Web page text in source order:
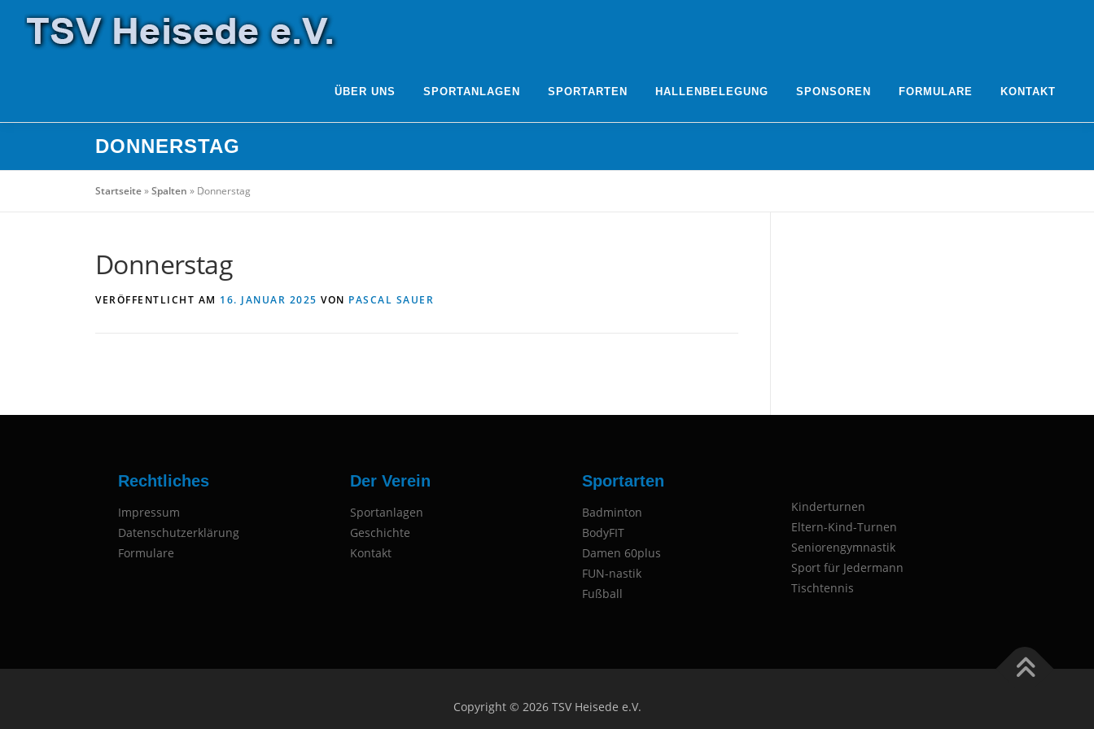
Inhalt
springen
ÜBER UNS SPORTANLAGEN SPORTARTEN HALLENBELEGUNG SPONSOREN FORMULARE KONTAKT
DONNERSTAG
Startseite»Spalten » Donnerstag
Donnerstag
VERÖFFENTLICHT AM 16. JANUAR 2025 VON PASCAL SAUER
Rechtliches
Impressum
Datenschutzerklärung
Formulare
Der Verein
Sportanlagen
Geschichte
Kontakt
Sportarten
Badminton
BodyFIT
Damen 60plus
FUN-nastik
Fußball
Kinderturnen
Eltern-Kind-Turnen
Seniorengymnastik
Sport für Jedermann
Tischtennis
Copyright © 2026 TSV Heisede e.V.